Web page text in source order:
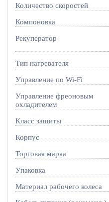
Количество скоростей
Компоновка
Рекуператор
Тип нагревателя
Управление по Wi-Fi
Управление фреоновым
охладителем
Класс защиты
Корпус
Торговая марка
Упаковка
Материал рабочего колеса